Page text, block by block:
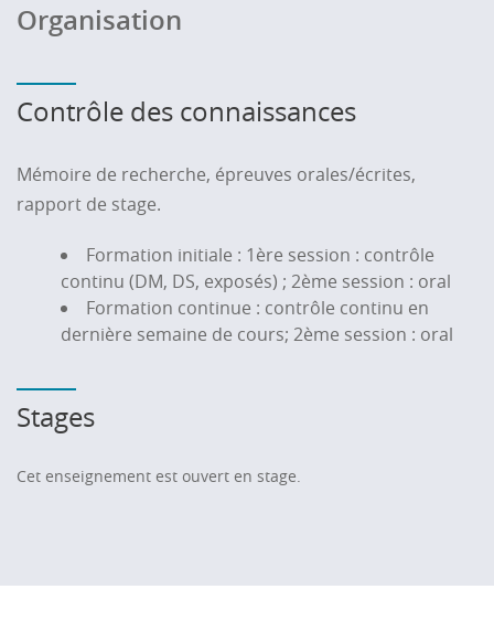
Organisation
Contrôle des connaissances
Mémoire de recherche, épreuves orales/écrites,
rapport de stage.
Formation initiale : 1ère session : contrôle
continu (DM, DS, exposés) ; 2ème session : oral
Formation continue : contrôle continu en
dernière semaine de cours; 2ème session : oral
Stages
Cet enseignement est ouvert en stage.